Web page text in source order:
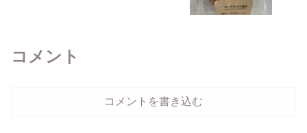
コメント
コメントを書き込む